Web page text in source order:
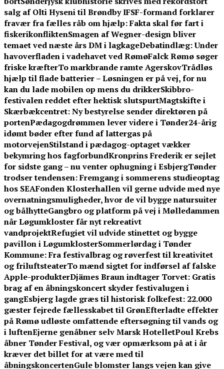
salg af Olti Hyseni til Brøndby IFSF-formand forklarer
fravær fra fælles råb om hjælp: Fakta skal før fart i
fiskerikonfliktenSmagen af Wegner-design bliver
temaet ved næste års DM i lagkageDebatindlæg: Under
havoverfladen i vadehavet ved RømøFalck Rømø søger
friske kræfterTo markbrande ramte AgerskovTrådløs
hjælp til flade batterier – Løsningen er på vej, for nu
kan du lade mobilen op mens du drikkerSkibbro-
festivalen reddet efter hektisk slutspurtMagtskifte i
Skærbækcentret: Ny bestyrelse sender direktøren på
portenPædagogdrømmen lever videre i Tønder24-årig
idømt bøder efter fund af lattergas på
motorvejenStilstand i pædagog-optaget vækker
bekymring hos fagforbundKronprins Frederik er sejlet
for sidste gang – nu venter ophugning i EsbjergTønder
trodser tendensen: Fremgang i sommerens studieoptag
hos SEAFonden Klosterhallen vil gerne udvide med nye
overnatningsmuligheder, hvor de vil bygge natursuiter
og bålhytteGangbro og platform på vej i Mølledammen
når Løgumkloster får nyt rekreativt
vandprojektRefugiet vil udvide stinettet og bygge
pavillon i LøgumklosterSommerlørdag i Tønder
Kommune: Fra festivalbrag og røverfest til kreativitet
og friluftsteaterTo mænd sigtet for indførsel af falske
Apple-produkterDjämes Braun indtager Torvet: Gratis
brag af en åbningskoncert skyder festivalugen i
gangEsbjerg lagde græs til historisk folkefest: 22.000
gæster fejrede fællesskabet til GrønEfterladte effekter
på Rømø udløste omfattende eftersøgning til vands og
i luftenEjerne genåbner selv Marsk HotelletPoul Krebs
åbner Tønder Festival, og vær opmærksom på at i år
kræver det billet for at være med til
åbningskoncertenGule blomster langs vejen kan give